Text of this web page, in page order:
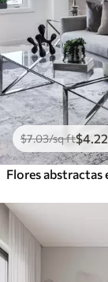
$7.03/sq ft$4 .22